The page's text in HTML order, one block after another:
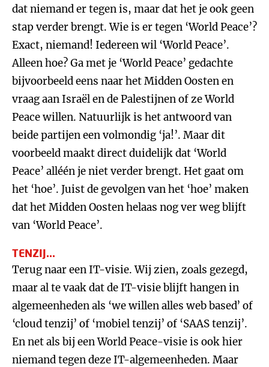
dat niemand er tegen is, maar dat het je ook geen
stap verder brengt. Wie is er tegen ‘World Peace’?
Exact, niemand! Iedereen wil ‘World Peace’.
Alleen hoe? Ga met je ‘World Peace’ gedachte
bijvoorbeeld eens naar het Midden Oosten en
vraag aan Israël en de Palestijnen of ze World
Peace willen. Natuurlijk is het antwoord van
beide partijen een volmondig ‘ja!’. Maar dit
voorbeeld maakt direct duidelijk dat ‘World
Peace’ alléén je niet verder brengt. Het gaat om
het ‘hoe’. Juist de gevolgen van het ‘hoe’ maken
dat het Midden Oosten helaas nog ver weg blijft
van ‘World Peace’.
TENZIJ...
Terug naar een IT-visie. Wij zien, zoals gezegd,
maar al te vaak dat de IT-visie blijft hangen in
algemeenheden als ‘we willen alles web based’ of
‘cloud tenzij’ of ‘mobiel tenzij’ of ‘SAAS tenzij’.
En net als bij een World Peace-visie is ook hier
niemand tegen deze IT-algemeenheden. Maar